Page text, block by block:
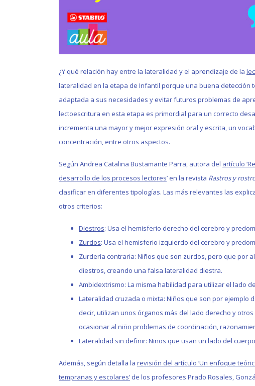
¿Y qué relación hay entre la lateralidad y el aprendizaje de la
lateralidad en la etapa de Infantil porque una buena
adaptada a sus necesidades y evitar futuros problemas de
lectoescritura en esta etapa es primordial para un correcto
incrementa una mayor y mejor expresión oral y escrita, un
concentración, entre otros aspectos.
Según Andrea Catalina Bustamante Parra, autora del artículo
desarrollo de los procesos lectores’ en la revista Rastros y
clasificar en diferentes tipologías. Las más relevantes las
otros criterios:
Diestros: Usa el hemisferio derecho del cerebro y
Zurdos: Usa el hemisferio izquierdo del cerebro y
Zurdería contraria: Niños que son zurdos, pero que por
diestros, creando una falsa lateralidad diestra.
Ambidextrismo: La misma habilidad para utilizar el lado
Lateralidad cruzada o mixta: Niños que son por ejemplo
decir, utilizan unos órganos más del lado derecho y
ocasionar al niño problemas de coordinación,
Lateralidad sin definir: Niños que usan un lado del
Además, según detalla la revisión del artículo ‘Un enfoque
tempranas y escolares’ de los profesores Prado Rosales,